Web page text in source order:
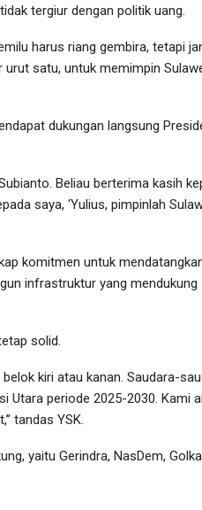
tergiur dengan politik uang.
harus riang gembira, tetapi
satu, untuk memimpin
dukungan langsung
Beliau berterima kasih
saya, ‘Yulius, pimpinlah
komitmen untuk
infrastruktur yang mendukung
solid.
kiri atau kanan. Saudara-
Utara periode 2025-2030. Kami
tandas YSK.
yaitu Gerindra, NasDem,